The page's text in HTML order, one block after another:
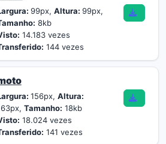
99px, Altura: 99px,
8kb
14.183 vezes
144 vezes
156px, Altura:
Tamanho: 18kb
18.024 vezes
141 vezes